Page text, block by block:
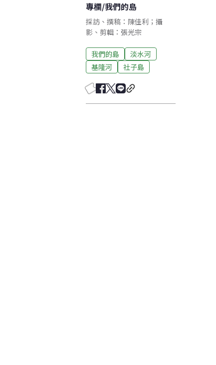
專欄/我們的島
採訪、撰稿：陳佳利；攝
影、剪輯：張光宗
我們的島
淡水河
基隆河
社子島